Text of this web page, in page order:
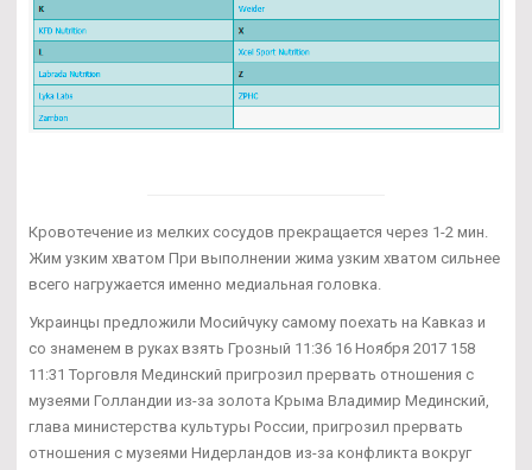
Кровотечение из мелких сосудов прекращается через 1-2 мин.
Жим узким хватом При выполнении жима узким хватом сильнее
всего нагружается именно медиальная головка.
Украинцы предложили Мосийчуку самому поехать на Кавказ и
со знаменем в руках взять Грозный 11:36 16 Ноября 2017 158
11:31 Торговля Мединский пригрозил прервать отношения с
музеями Голландии из-за золота Крыма Владимир Мединский,
глава министерства культуры России, пригрозил прервать
отношения с музеями Нидерландов из-за конфликта вокруг